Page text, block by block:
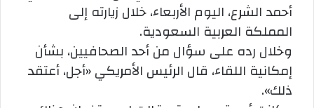
أحمد الشرع، اليوم الأربعاء، خلال زيارته إلى
المملكة العربية السعودية.
وخلال رده على سؤال من أحد الصحافيين، بشأن
إمكانية اللقاء، قال الرئيس الأمريكي «أجل، أعتقد
ذلك».